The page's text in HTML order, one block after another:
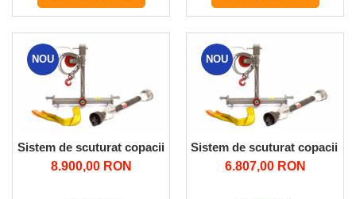
NOU
Sistem de scuturat copacii
8.900,00 RON
NOU
Sistem de scuturat copacii
6.807,00 RON